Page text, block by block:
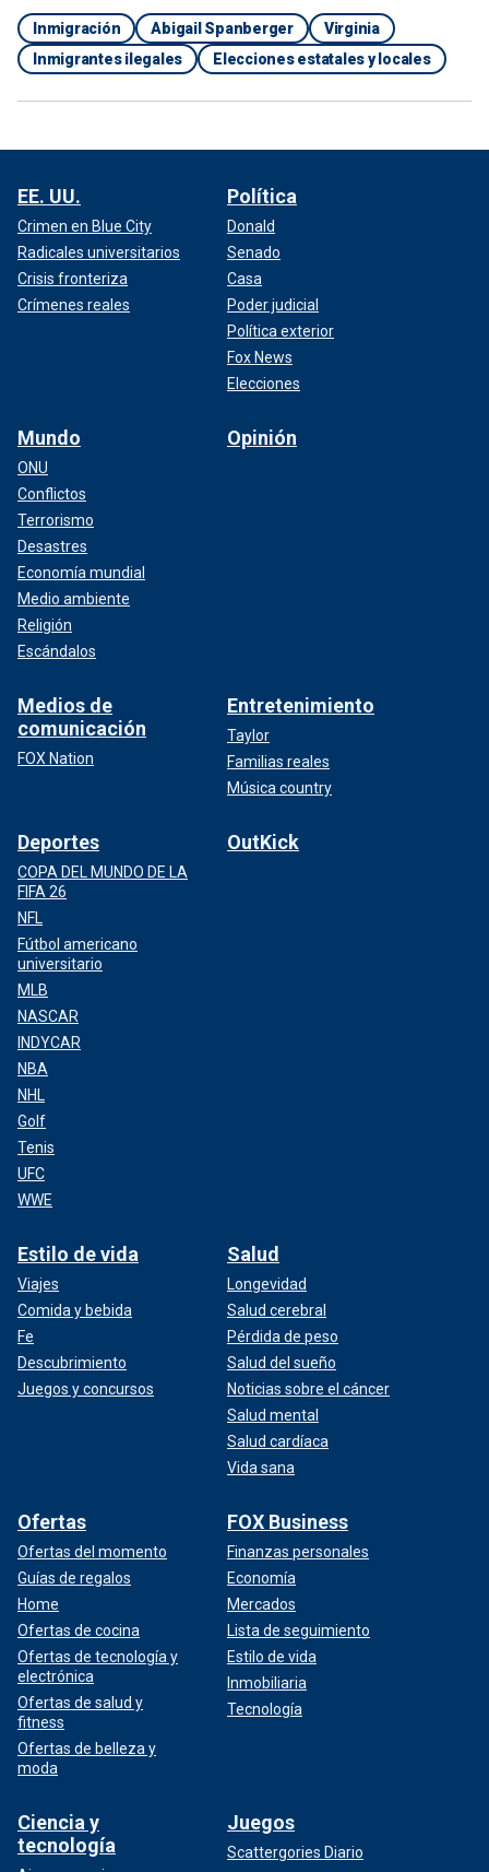
Inmigración Abigail Spanberger
Virginia
Inmigrantes ilegales
Elecciones estatales y locales
EE. UU.
Crimen en Blue City
Radicales universitarios
Crisis fronteriza
Crímenes reales
Política
Donald
Senado
Casa
Poder judicial
Política exterior
Fox News
Elecciones
Mundo
ONU
Conflictos
Terrorismo
Desastres
Economía mundial
Medio ambiente
Religión
Escándalos
Opinión
Medios de
comunicación
FOX Nation
Entretenimiento
Taylor
Familias reales
Música country
Deportes
COPA DEL MUNDO DE LA
FIFA 26
NFL
Fútbol americano
universitario
MLB
NASCAR
INDYCAR
NBA
NHL
Golf
Tenis
UFC
WWE
OutKick
Estilo de vida
Viajes
Comida y bebida
Fe
Descubrimiento
Juegos y concursos
Salud
Longevidad
Salud cerebral
Pérdida de peso
Salud del sueño
Noticias sobre el cáncer
Salud mental
Salud cardíaca
Vida sana
Ofertas
Ofertas del momento
Guías de regalos
Home
Ofertas de cocina
Ofertas de tecnología y
electrónica
Ofertas de salud y
fitness
Ofertas de belleza y
moda
FOX Business
Finanzas personales
Economía
Mercados
Lista de seguimiento
Estilo de vida
Inmobiliaria
Tecnología
Ciencia y
tecnología
Juegos
Scattergories Diario